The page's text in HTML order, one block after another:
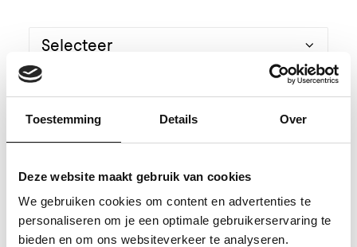
Toestemming Details Over
Deze website maakt gebruik van cookies
We gebruiken cookies om content en advertenties te
personaliseren om je een optimale gebruikerservaring te
bieden en om ons websiteverkeer te analyseren.
Achternaam*